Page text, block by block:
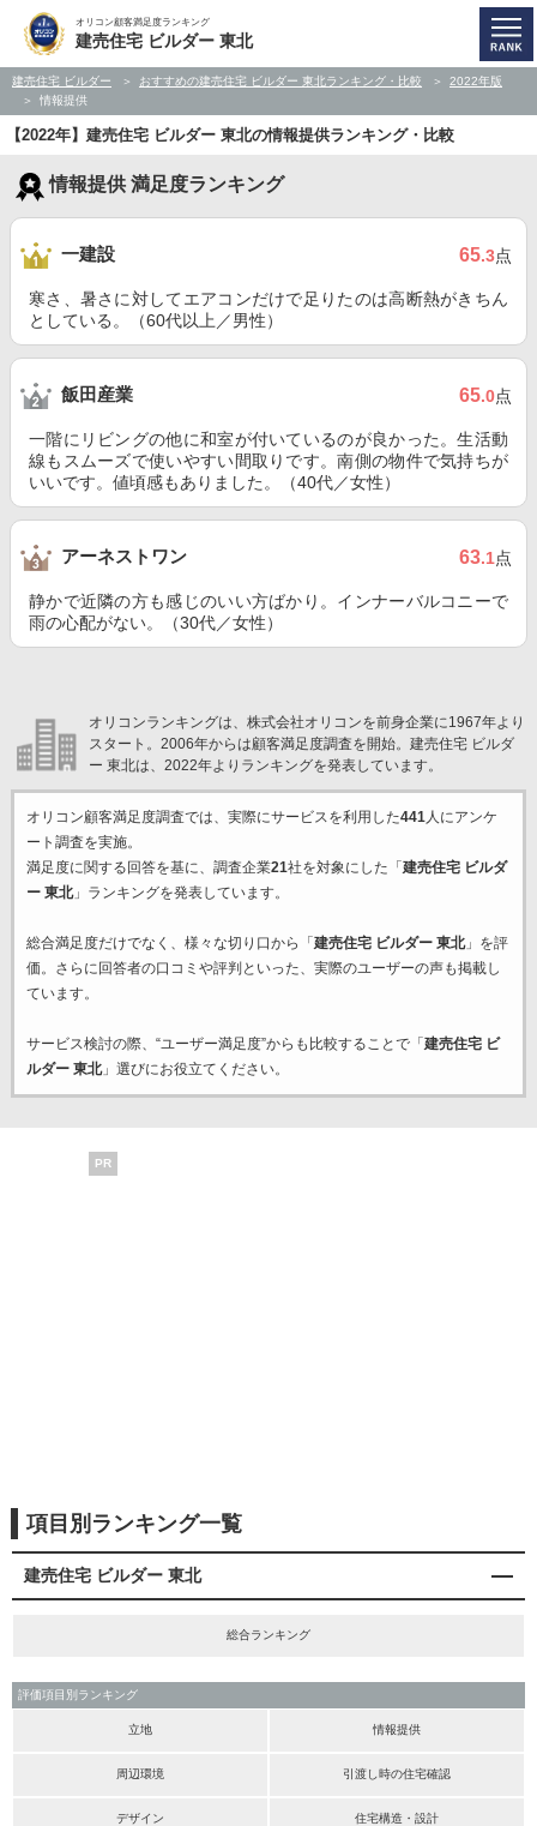
オリコン顧客満足度ランキング
建売住宅 ビルダー 東北
建売住宅 ビルダー おすすめの建売住宅 ビルダー 東北ランキング・比較
2022年版
情報提供
【2022年】建売住宅 ビルダー 東北の情報提供ランキング・比較
情報提供 満足度ランキング
一建設 65.3点
寒さ、暑さに対してエアコンだけで足りたのは高断熱がきちん
としている。（60代以上／男性）
飯田産業 65.0点
一階にリビングの他に和室が付いているのが良かった。生活動
線もスムーズで使いやすい間取りです。南側の物件で気持ちが
いいです。値頃感もありました。（40代／女性）
アーネストワン 63.1点
静かで近隣の方も感じのいい方ばかり。インナーバルコニーで
雨の心配がない。（30代／女性）
オリコンランキングは、株式会社オリコンを前身企業に1967年より
スタート。2006年からは顧客満足度調査を開始。建売住宅 ビルダ
ー 東北は、2022年よりランキングを発表しています。
オリコン顧客満足度調査では、実際にサービスを利用した441人にアンケ
ート調査を実施。
満足度に関する回答を基に、調査企業21社を対象にした「 建売住宅 ビルダ
ー 東北」ランキングを発表しています。
総合満足度だけでなく、様々な切り口から「 建売住宅 ビルダー 東北」を評
価。さらに回答者の口コミや評判といった、実際のユーザーの声も掲載し
ています。
サービス検討の際、“ユーザー満足度”からも比較することで「 建売住宅 ビ
ルダー 東北」選びにお役立てください。
PR
項目別ランキング一覧
建売住宅 ビルダー 東北
総合ランキング
評価項目別ランキング
立地 情報提供
周辺環境 引渡し時の住宅確認
デザイン 住宅構造・設計